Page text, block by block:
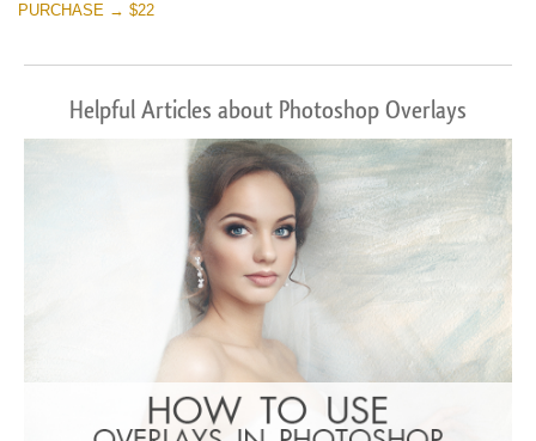
PURCHASE → $22
Helpful Articles about Photoshop Overlays